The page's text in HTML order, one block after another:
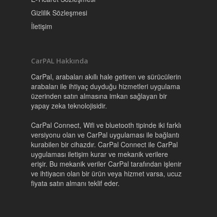
Gizlilik Sözleşmesi
İletişim
CarPAL Hakkında
CarPal, arabaları akıllı hale getiren ve sürücülerin
arabaları ile ihtiyaç duyduğu hizmetleri uygulama
üzerinden satın almasına imkan sağlayan bir
yapay zeka teknolojisidir.
CarPal Connect, Wifi ve bluetooth tipinde iki farklı
versiyonu olan ve CarPal uygulaması ile bağlantı
kurabilen bir cihazdır. CarPal Connect ile CarPal
uygulaması iletişim kurar ve mekanik verilere
erişir. Bu mekanik veriler CarPal tarafından işlenir
ve ihtiyacın olan bir ürün veya hizmet varsa, ucuz
fiyata satın almanı teklif eder.
PARTNERLİK
My CarPal